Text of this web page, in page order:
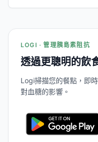
LOGI · 管理胰島素阻抗
透過更聰明的飲
Logi掃描您的餐點，即
對血糖的影響。